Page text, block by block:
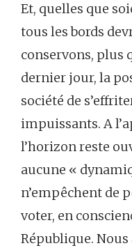
Et, quelles que
tous les bords
conservons, plus
dernier jour, la
société de
impuissants. A
l’horizon reste
aucune «
n’empêchent de
voter, en
République. Nous